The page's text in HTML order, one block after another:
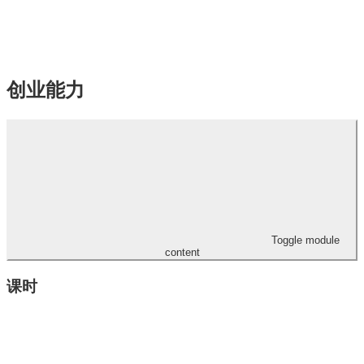
创业能力
Toggle module
content
课时